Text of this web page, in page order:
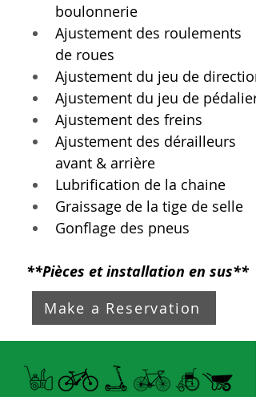
boulonnerie
Ajustement des roulements
de roues
Ajustement du jeu de direction
Ajustement du jeu de pédalier
Ajustement des freins
Ajustement des dérailleurs
avant & arrière
Lubrification de la chaine
Graissage de la tige de selle
Gonflage des pneus
**Pièces et installation en sus**
Make a Reservation